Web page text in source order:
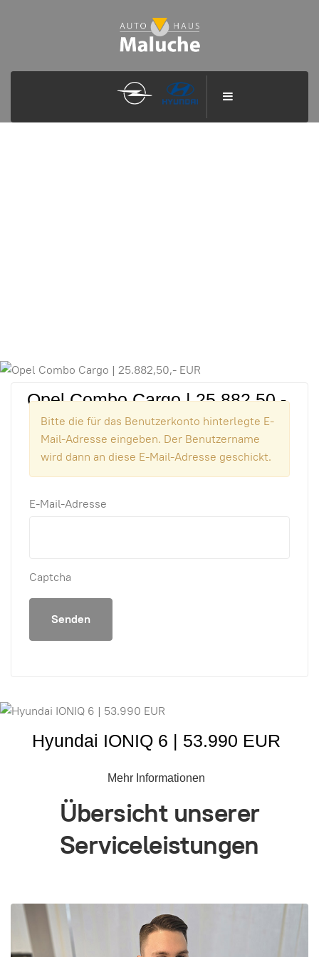
Opel Combo Cargo | 25.882,50,-
EUR
Mehr Informationen
Hyundai IONIQ 6 | 53.990 EUR
Mehr Informationen
Bitte die für das Benutzerkonto hinterlegte E-
Mail-Adresse eingeben. Der Benutzername
wird dann an diese E-Mail-Adresse geschickt.
E-Mail-Adresse
Captcha
Senden
Übersicht unserer
Serviceleistungen